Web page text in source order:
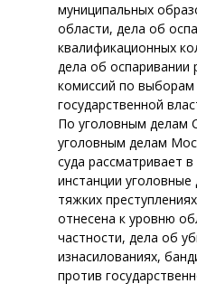
муниципальных
области, дела об
квалификационных
дела об оспаривании
комиссий по выборам
государственной
По уголовным делам
уголовным делам
суда рассматривает
инстанции
тяжких
отнесена к уровню
частности, дела об
изнасилованиях,
против